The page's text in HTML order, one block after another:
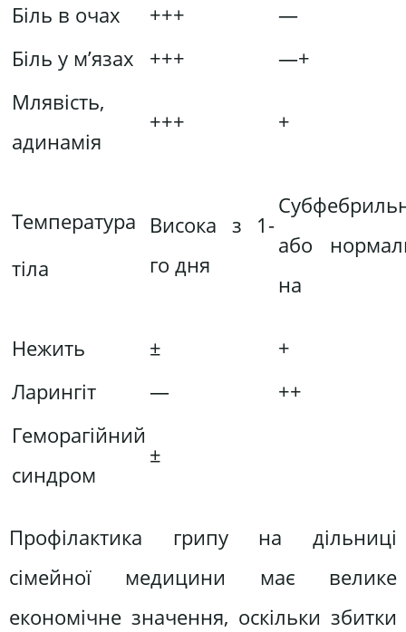
Біль в очах +++
—
Біль у м’язах
+++
—+
Млявість,
ади­намія
+++ +
Температура
тіла
Висока з 1-
го дня
або
на
Нежить ±
+
Ларингіт
—
++
Геморагійний
синдром
±
Профілактика грипу на дільниці
сімейної медицини має велике
економічне значення, оскільки збитки